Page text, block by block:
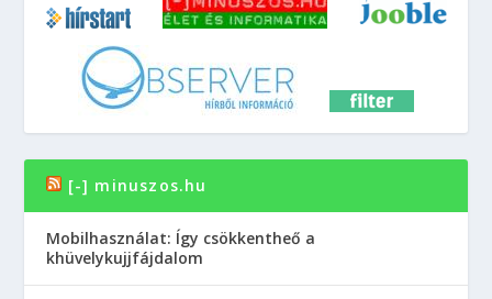
[-] minuszos.hu
Mobilhasználat: Így csökkentheő a
khüvelykujjfájdalom